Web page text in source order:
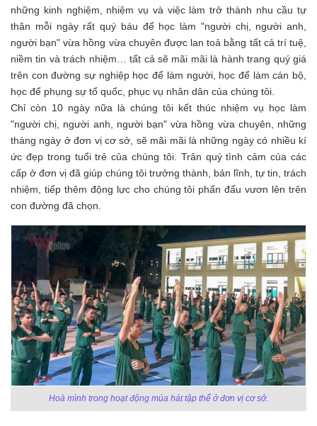
những kinh nghiệm, nhiệm vụ và việc làm trở thành nhu cầu tự
thân mỗi ngày rất quý báu để học làm "người chị, người anh,
người bạn" vừa hồng vừa chuyên được lan toả bằng tất cả trí tuệ,
niềm tin và trách nhiệm… tất cả sẽ mãi mãi là hành trang quý giá
trên con đường sự nghiệp học để làm người, học để làm cán bộ,
học để phụng sự tổ quốc, phục vụ nhân dân của chúng tôi.
Chỉ còn 10 ngày nữa là chúng tôi kết thúc nhiệm vụ học làm
"người chị, người anh, người bạn" vừa hồng vừa chuyên, những
tháng ngày ở đơn vị cơ sở, sẽ mãi mãi là những ngày có nhiều kí
ức đẹp trong tuổi trẻ của chúng tôi. Trân quý tình cảm của các
cấp ở đơn vị đã giúp chúng tôi trưởng thành, bản lĩnh, tự tin, trách
nhiệm, tiếp thêm động lực cho chúng tôi phấn đấu vươn lên trên
con đường đã chọn.
Hoà mình trong hoạt động múa hát tập thể ở đơn vị cơ sở.